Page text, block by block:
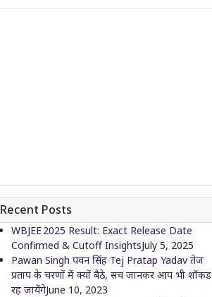
Recent Posts
WBJEE 2025 Result: Exact Release Date
Confirmed & Cutoff InsightsJuly 5, 2025
Pawan Singh पवन सिंह Tej Pratap Yadav तेज
प्रताप के चरणों में क्यों बैठे, सच जानकर आप भी शॉकड
रह जायेंगेJune 10, 2023